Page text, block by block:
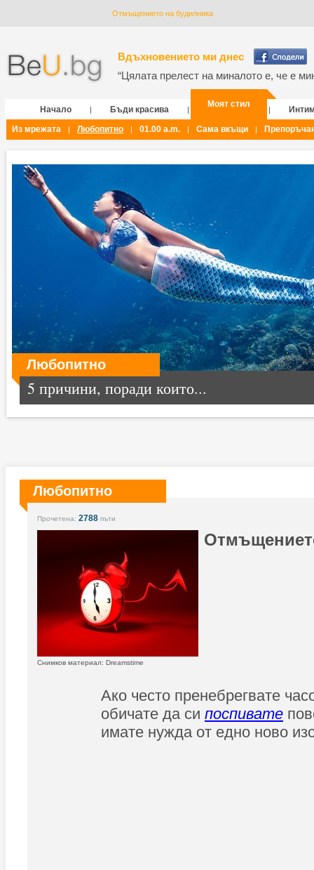
Отмъщението на будилника
Вдъхновението ми днес
“Цялата прелест на миналото е, че е
Начало | Бъди красива |
Моят стил
|
Из мрежата
| Любопитно | 01.00 a.m. | Сама вкъщи |
Любопитно
5 причини, поради които...
Любопитно
Прочетена: 2788 пъти
Снимков материал: Dreamstime
Ако често пренебрегвате
обичате да си поспивате
имате нужда от едно ново